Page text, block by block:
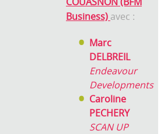
Business) avec :
Marc
DELBREIL
Endeavour
Developments
Caroline
PECHERY
SCAN UP